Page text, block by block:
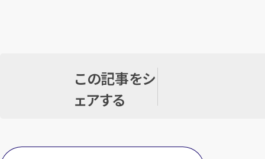
この記事をシ
ェアする